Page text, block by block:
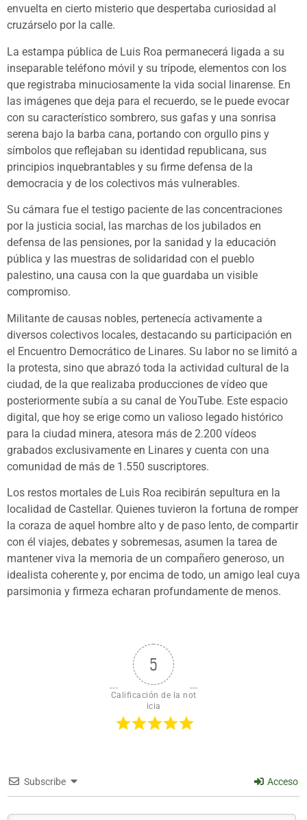
envuelta en cierto misterio que despertaba curiosidad al
cruzárselo por la calle.
La estampa pública de Luis Roa permanecerá ligada a su
inseparable teléfono móvil y su trípode, elementos con los
que registraba minuciosamente la vida social linarense. En
las imágenes que deja para el recuerdo, se le puede evocar
con su característico sombrero, sus gafas y una sonrisa
serena bajo la barba cana, portando con orgullo pins y
símbolos que reflejaban su identidad republicana, sus
principios inquebrantables y su firme defensa de la
democracia y de los colectivos más vulnerables.
Su cámara fue el testigo paciente de las concentraciones
por la justicia social, las marchas de los jubilados en
defensa de las pensiones, por la sanidad y la educación
pública y las muestras de solidaridad con el pueblo
palestino, una causa con la que guardaba un visible
compromiso.
Militante de causas nobles, pertenecía activamente a
diversos colectivos locales, destacando su participación en
el Encuentro Democrático de Linares. Su labor no se limitó a
la protesta, sino que abrazó toda la actividad cultural de la
ciudad, de la que realizaba producciones de vídeo que
posteriormente subía a su canal de YouTube. Este espacio
digital, que hoy se erige como un valioso legado histórico
para la ciudad minera, atesora más de 2.200 vídeos
grabados exclusivamente en Linares y cuenta con una
comunidad de más de 1.550 suscriptores.
Los restos mortales de Luis Roa recibirán sepultura en la
localidad de Castellar. Quienes tuvieron la fortuna de romper
la coraza de aquel hombre alto y de paso lento, de compartir
con él viajes, debates y sobremesas, asumen la tarea de
mantener viva la memoria de un compañero generoso, un
idealista coherente y, por encima de todo, un amigo leal cuya
parsimonia y firmeza echaran profundamente de menos.
5
Calificación de la not
icia
Subscribe Acceso